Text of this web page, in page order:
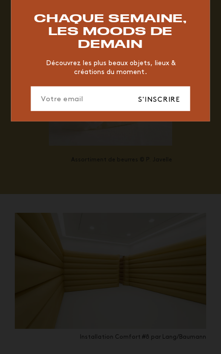
Installation Comfort #8 par Lang/Baumann
CHAQUE SEMAINE,
LES MOODS DE
DEMAIN
Découvrez les plus beaux objets, lieux &
créations du moment.
S'INSCRIRE
RESTAURANT VINTAGE MOODBOARD
BOIS
JAUNE
HÔTEL
ORGANIQUE
MEMPHIS ÉDITIONS
VASE
ICONIC
2023